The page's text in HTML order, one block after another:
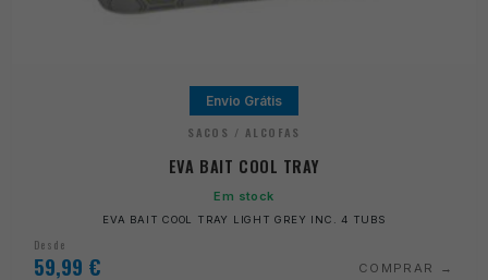
Envio Grátis
SACOS / ALCOFAS
EVA BAIT COOL TRAY
Em stock
EVA BAIT COOL TRAY LIGHT GREY INC. 4 TUBS
Desde
59,99 € COMPRAR